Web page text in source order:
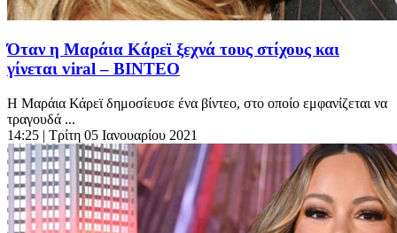
Όταν η Μαράια Κάρεϊ ξεχνά τους στίχους και
γίνεται viral – ΒΙΝΤΕΟ
Η Μαράια Κάρεϊ δημοσίευσε ένα βίντεο, στο οποίο εμφανίζεται να
τραγουδά ...
14:25 | Τρίτη 05 Ιανουαρίου 2021